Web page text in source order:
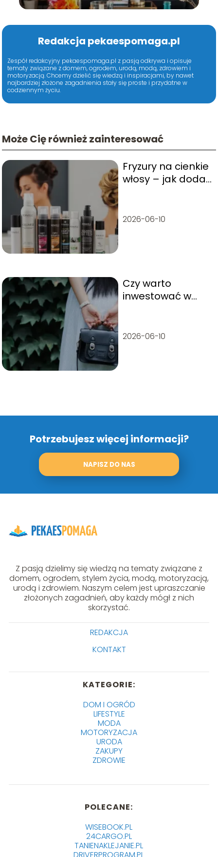
Redakcja pekaespomaga.pl
Zespół redakcyjny pekaespomaga.pl z pasją odkrywa i opisuje
tematy związane z domem, ogrodem, urodą, modą, zdrowiem i
motoryzacją. Chcemy dzielić się wiedzą i inspiracjami, by nawet
najbardziej złożone zagadnienia stały się proste i przydatne w
codziennym życiu.
Może Cię również zainteresować
Fryzury na cienkie
włosy – jak dodać
2026-06-10
Czy warto
inwestować w
2026-06-10
Potrzebujesz więcej informacji?
NAPISZ DO NAS
Z pasją dzielimy się wiedzą na tematy związane z
domem, ogrodem, stylem życia, modą, motoryzacją,
urodą i zdrowiem. Naszym celem jest upraszczanie
złożonych zagadnień, aby każdy mógł z nich
skorzystać.
REDAKCJA
KONTAKT
KATEGORIE:
DOM I OGRÓD
LIFESTYLE
MODA
MOTORYZACJA
URODA
ZAKUPY
ZDROWIE
POLECANE:
WISEBOOK.PL
24CARGO.PL
TANIENAKLEJANIE.PL
DRIVERPROGRAM.PL